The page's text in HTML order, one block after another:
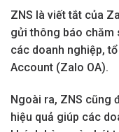
ZNS là viết tắt của
gửi thông báo chăm
các doanh nghiệp,
Account (Zalo OA).
Ngoài ra, ZNS cũng
hiệu quả giúp các